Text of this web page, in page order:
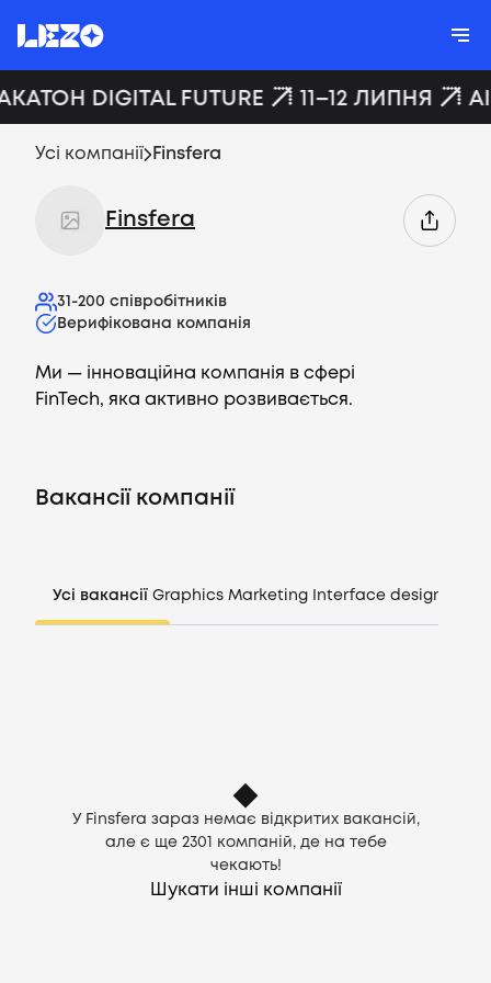
Вакансії
DIGITAL FUTURE 11–12 ЛИПНЯ
Усі компанії Finsfera
Finsfera
31-200 співробітників
Верифікована компанія
Ми — інноваційна компанія в сфері
FinTech, яка активно розвивається.
Вакансії компанії
Усі вакансії Graphics Marketing Interface design
У Finsfera зараз немає відкритих вакансій,
але є ще 2301
компаній, де на тебе
чекають!
Шукати інші компанії